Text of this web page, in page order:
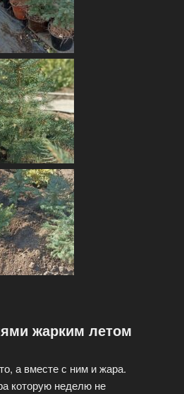
жарким летом
а вместе с ним и жара.
которую неделю не